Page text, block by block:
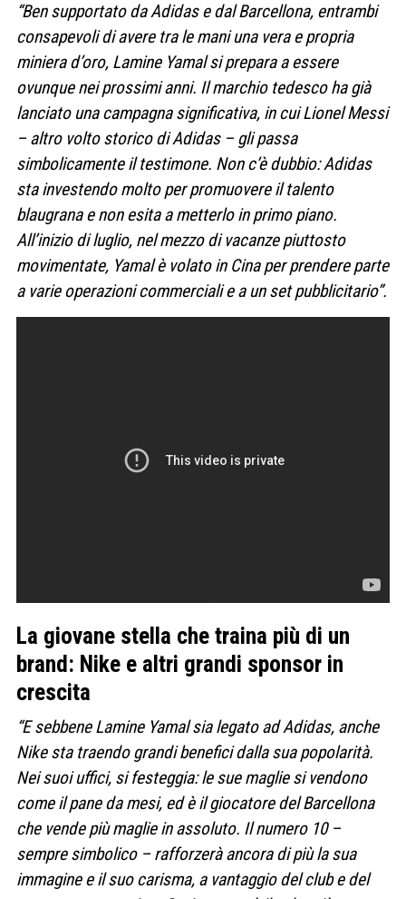
“Ben supportato da Adidas e dal Barcellona, entrambi
consapevoli di avere tra le mani una vera e propria
miniera d’oro, Lamine Yamal si prepara a essere
ovunque nei prossimi anni. Il marchio tedesco ha già
lanciato una campagna significativa, in cui Lionel Messi
– altro volto storico di Adidas – gli passa
simbolicamente il testimone. Non c’è dubbio: Adidas
sta investendo molto per promuovere il talento
blaugrana e non esita a metterlo in primo piano.
All’inizio di luglio, nel mezzo di vacanze piuttosto
movimentate, Yamal è volato in Cina per prendere parte
a varie operazioni commerciali e a un set pubblicitario”.
La giovane stella che traina più di un
brand: Nike e altri grandi sponsor in
crescita
“E sebbene Lamine Yamal sia legato ad Adidas, anche
Nike sta traendo grandi benefici dalla sua popolarità.
Nei suoi uffici, si festeggia: le sue maglie si vendono
come il pane da mesi, ed è il giocatore del Barcellona
che vende più maglie in assoluto. Il numero 10 –
sempre simbolico – rafforzerà ancora di più la sua
immagine e il suo carisma, a vantaggio del club e del